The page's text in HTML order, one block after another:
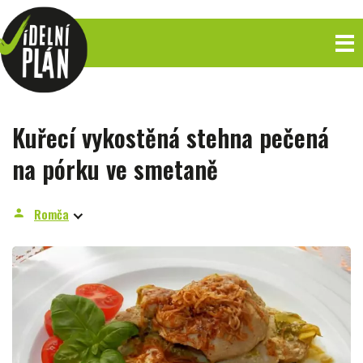
Kuřecí vykostěná stehna pečená
na pórku ve smetaně
person Romča